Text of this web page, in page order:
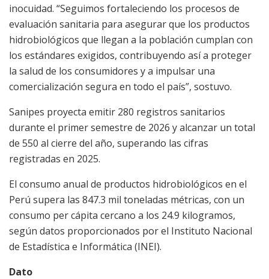
inocuidad. “Seguimos fortaleciendo los procesos de
evaluación sanitaria para asegurar que los productos
hidrobiológicos que llegan a la población cumplan con
los estándares exigidos, contribuyendo así a proteger
la salud de los consumidores y a impulsar una
comercialización segura en todo el país”, sostuvo.
Sanipes proyecta emitir 280 registros sanitarios
durante el primer semestre de 2026 y alcanzar un total
de 550 al cierre del año, superando las cifras
registradas en 2025.
El consumo anual de productos hidrobiológicos en el
Perú supera las 847.3 mil toneladas métricas, con un
consumo per cápita cercano a los 24.9 kilogramos,
según datos proporcionados por el Instituto Nacional
de Estadística e Informática (INEI).
Dato